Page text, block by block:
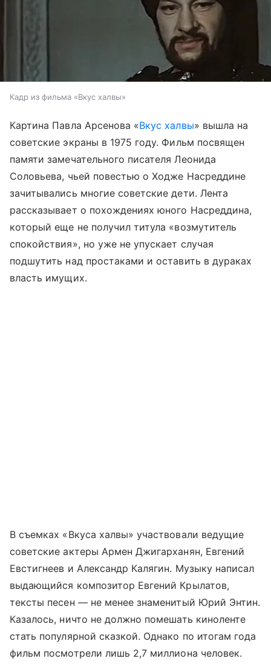
Кадр из фильма «Вкус халвы»
Картина Павла Арсенова «Вкус халвы» вышла на
советские экраны в 1975 году. Фильм посвящен
памяти замечательного писателя Леонида
Соловьева, чьей повестью о Ходже Насреддине
зачитывались многие советские дети. Лента
рассказывает о похождениях юного Насреддина,
который еще не получил титула «возмутитель
спокойствия», но уже не упускает случая
подшутить над простаками и оставить в дураках
власть имущих.
В съемках «Вкуса халвы» участвовали ведущие
советские актеры Армен Джигарханян, Евгений
Евстигнеев и Александр Калягин. Музыку написал
выдающийся композитор Евгений Крылатов,
тексты песен — не менее знаменитый Юрий Энтин.
Казалось, ничто не должно помешать киноленте
стать популярной сказкой. Однако по итогам года
фильм посмотрели лишь 2,7 миллиона человек.